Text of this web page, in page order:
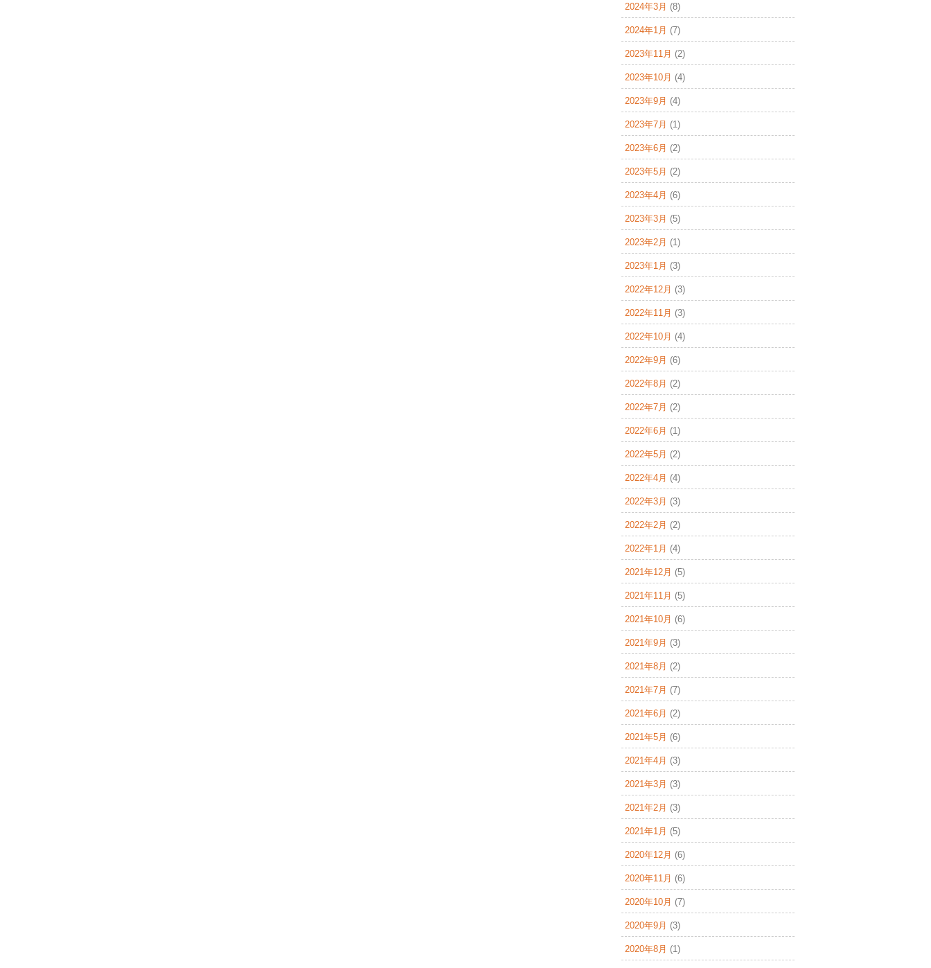
2024年3月 (8)
2024年1月 (7)
2023年11月 (2)
2023年10月 (4)
2023年9月 (4)
2023年7月 (1)
2023年6月 (2)
2023年5月 (2)
2023年4月 (6)
2023年3月 (5)
2023年2月 (1)
2023年1月 (3)
2022年12月 (3)
2022年11月 (3)
2022年10月 (4)
2022年9月 (6)
2022年8月 (2)
2022年7月 (2)
2022年6月 (1)
2022年5月 (2)
2022年4月 (4)
2022年3月 (3)
2022年2月 (2)
2022年1月 (4)
2021年12月 (5)
2021年11月 (5)
2021年10月 (6)
2021年9月 (3)
2021年8月 (2)
2021年7月 (7)
2021年6月 (2)
2021年5月 (6)
2021年4月 (3)
2021年3月 (3)
2021年2月 (3)
2021年1月 (5)
2020年12月 (6)
2020年11月 (6)
2020年10月 (7)
2020年9月 (3)
2020年8月 (1)